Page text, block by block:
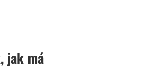
jak má